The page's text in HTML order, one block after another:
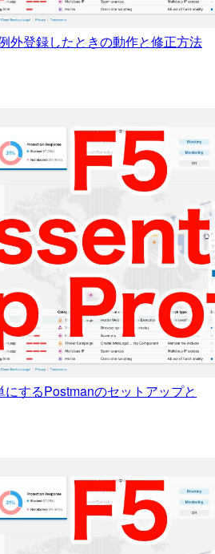
外登録したときの動作と修正方法
するPostmanのセットアップと